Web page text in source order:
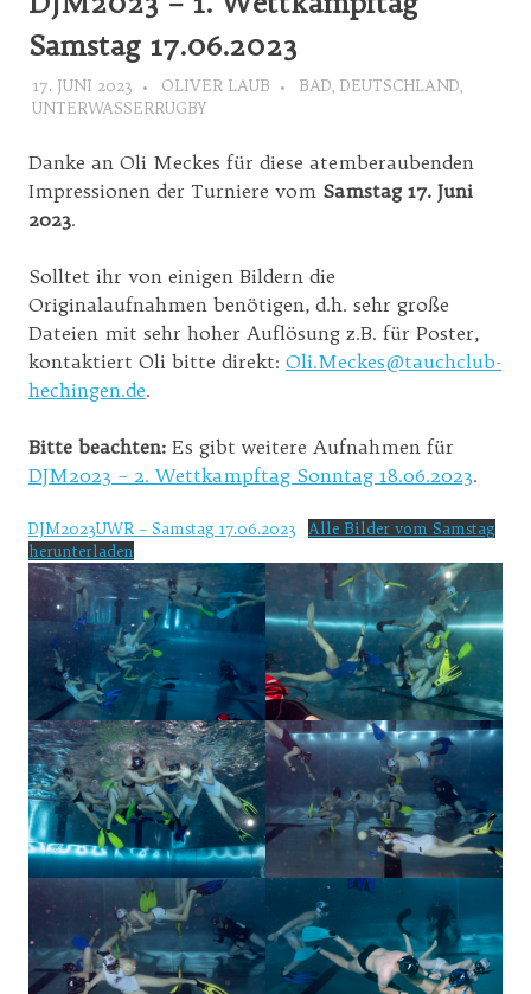
Samstag 17.06.2023
17. JUNI 2023 OLIVER LAUB BAD DEUTSCHLAND
UNTERWASSERRUGBY
Danke an Oli Meckes für diese atemberaubenden
Impressionen der Turniere vom Samstag 17. Juni
2023.
Solltet ihr von einigen Bildern die
Originalaufnahmen benötigen, d.h. sehr große
Dateien mit sehr hoher Auflösung z.B. für Poster,
kontaktiert Oli bitte direkt: Oli.Meckes@tauchclub-
hechingen.de.
Bitte beachten: Es gibt weitere Aufnahmen für
DJM2023 – 2. Wettkampftag Sonntag 18.06.2023.
DJM2023UWR – Samstag 17.06.2023
Alle Bilder vom Samstag
herunterladen